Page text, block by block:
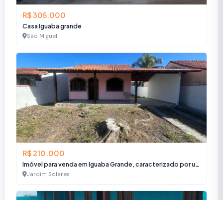
R$ 305.000
Casa Iguaba grande
São Miguel
R$ 210.000
Imóvel para venda em Iguaba Grande, caracterizado por uma casa independente.
Jardim Solares